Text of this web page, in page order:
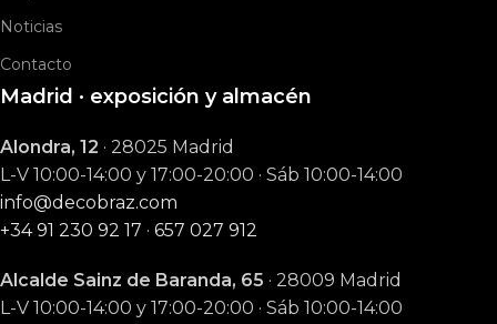
Noticias
Contacto
Madrid · exposición y almacén
Alondra, 12 · 28025 Madrid
L-V 10:00-14:00 y 17:00-20:00 · Sáb 10:00-14:00
info@decobraz.com
+34 91 230 92 17 · 657 027 912
Alcalde Sainz de Baranda, 65 · 28009 Madrid
L-V 10:00-14:00 y 17:00-20:00 · Sáb 10:00-14:00